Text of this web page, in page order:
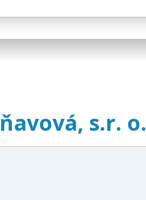
s.r. o.